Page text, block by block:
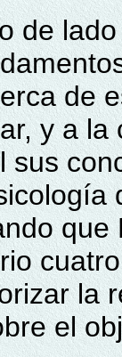
de
de
y a la
sus
que
la
el